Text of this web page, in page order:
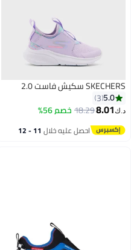
SKECHERS سكيش فاست 2.0
5.0
3
د.ك‏8.01
18.29خصم 56%
احصل عليه خلال 11 - 12